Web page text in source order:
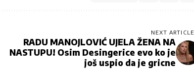
NEXT ARTICLE
RADU MANOJLOVIĆ UJELA ŽENA NA
NASTUPU! Osim Desingerice evo ko je
još uspio da je gricne